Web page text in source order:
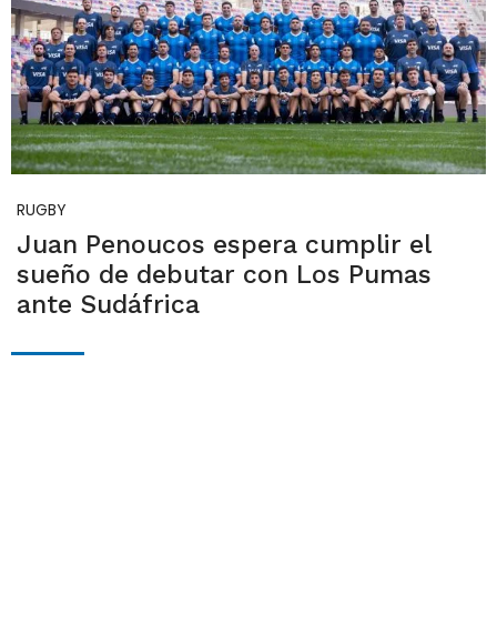
RUGBY
Juan Penoucos espera cumplir el
sueño de debutar con Los Pumas
ante Sudáfrica